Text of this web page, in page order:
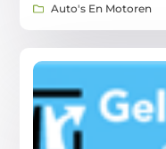
Auto's En Motoren